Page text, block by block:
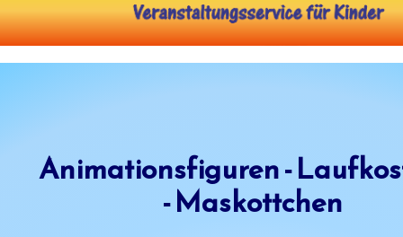
Animationsfiguren -
- Maskottchen